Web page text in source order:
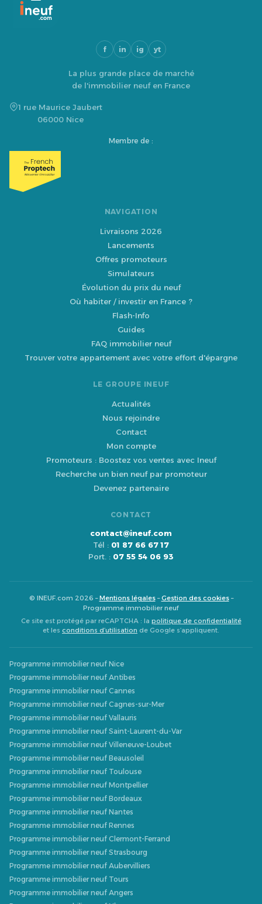
f in ig yt
La plus grande place de marché
de l'immobilier neuf en France
1 rue Maurice Jaubert
06000 Nice
Membre de :
NAVIGATION
Livraisons 2026
Lancements
Offres promoteurs
Simulateurs
Évolution du prix du neuf
Où habiter / investir en France ?
Flash-Info
Guides
FAQ immobilier neuf
Trouver votre appartement avec votre effort d'épargne
LE GROUPE INEUF
Actualités
Nous rejoindre
Contact
Mon compte
Promoteurs : Boostez vos ventes avec Ineuf
Recherche un bien neuf par promoteur
Devenez partenaire
CONTACT
contact@ineuf.com
Tél : 01 87 66 67 17
Port. : 07 55 54 06 93
© INEUF.com 2026 –Mentions légales–Gestion des cookies–
Programme immobilier neuf
Ce site est protégé par reCAPTCHA : la politique de confidentialité
et les conditions d’utilisation de Google s’appliquent.
Programme immobilier neuf Nice
Programme immobilier neuf Antibes
Programme immobilier neuf Cannes
Programme immobilier neuf Cagnes-sur-Mer
Programme immobilier neuf Vallauris
Programme immobilier neuf Saint-Laurent-du-Var
Programme immobilier neuf Villeneuve-Loubet
Programme immobilier neuf Beausoleil
Programme immobilier neuf Toulouse
Programme immobilier neuf Montpellier
Programme immobilier neuf Bordeaux
Programme immobilier neuf Nantes
Programme immobilier neuf Rennes
Programme immobilier neuf Clermont-Ferrand
Programme immobilier neuf Strasbourg
Programme immobilier neuf Aubervilliers
Programme immobilier neuf Tours
Programme immobilier neuf Angers